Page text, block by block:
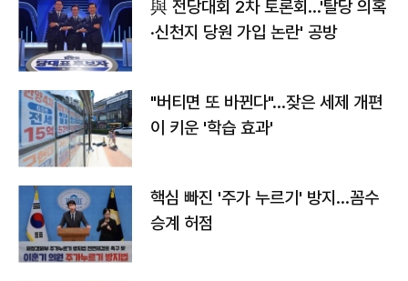
與 전당대회 2차 토론회…'탈당 의혹
·신천지 당원 가입 논란' 공방
"버티면 또 바뀐다"…잦은 세제 개편
이 키운 '학습 효과'
핵심 빠진 '주가 누르기' 방지…꼼수
승계 허점